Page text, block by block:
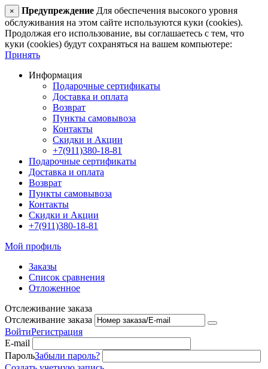
× Предупреждение Для обеспечения высокого уровня
обслуживания на этом сайте используются куки (cookies).
Продолжая его использование, вы соглашаетесь с тем, что
куки (cookies) будут сохраняться на вашем компьютере:
Принять
Информация
Подарочные сертификаты
Доставка и оплата
Возврат
Пункты самовывоза
Контакты
Скидки и Акции
+7(911)380-18-81
Подарочные сертификаты
Доставка и оплата
Возврат
Пункты самовывоза
Контакты
Скидки и Акции
+7(911)380-18-81
Мой профиль
Заказы
Список сравнения
Отложенное
Отслеживание заказа
Отслеживание заказа
ВойтиРегистрация
E-mail
ПарольЗабыли пароль?